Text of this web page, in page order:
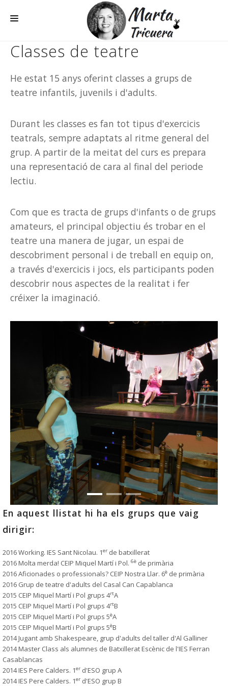
TEATRE
LECTURES DRAMATITZADES
CLASSES
CONTACTAR
Classes de teatre
He estat 15 anys oferint classes a grups de
teatre infantils, juvenils i d'adults.
Durant les classes es fan tot tipus d'exercicis
teatrals, sempre adaptats al ritme general del
grup. A partir de la meitat del curs es prepara
una representació de cara al final del periode
lectiu.
Com que es tracta de grups d'infants o de grups
amateurs, el principal objectiu és trobar en el
teatre una manera de jugar, un espai de
descobriment personal i de treball en equip on,
a través d'exercicis i jocs, els participants poden
descobrir nous aspectes de la realitat i fer
créixer la imaginació.
En aquest llistat hi ha els grups que vaig
dirigir:
2016 Working. IES Sant Nicolau. 1er de batxillerat
2016 Molta merda! CEIP Miquel Martí i Pol. 6è de primària
2016 Aficionades o professionals? CEIP Nostra Llar. 6è de primària
2016 Grup de teatre d'adults del Casal Can Capablanca
2015 CEIP Miquel Martí i Pol grups 4rtA
2015 CEIP Miquel Martí i Pol grups 4rtB
2015 CEIP Miquel Martí i Pol grups 5èA
2015 CEIP Miquel Martí i Pol grups 5èB
2014 Jugant amb Shakespeare, grup d'adults del taller d'Al Galliner
2014 Master Class als alumnes de Batxillerat Escènic de l'IES Ferran
Casablancas
2014 IES Pere Calders. 1er d'ESO grup A
2014 IES Pere Calders. 1er d'ESO grup B